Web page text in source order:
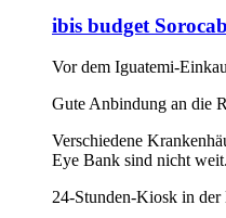
ibis budget
Vor dem Iguatemi-
Gute Anbindung an die
Verschiedene
Eye Bank sind nicht weit.
24-Stunden-Kiosk in